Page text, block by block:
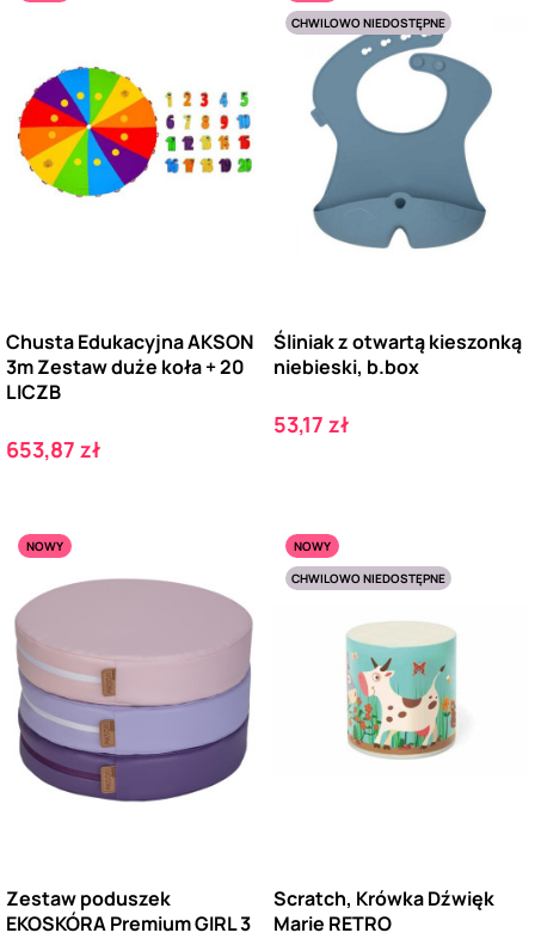
Chusta Edukacyjna AKSON
3m Zestaw duże koła + 20
LICZB
Cena
653,87 zł
CHWILOWO NIEDOSTĘPNE
Śliniak z otwartą kieszonką
niebieski, b.box
Cena
53,17 zł
NOWY
Zestaw poduszek
EKOSKÓRA Premium GIRL 3
NOWY
CHWILOWO NIEDOSTĘPNE
Scratch, Krówka Dźwięk
Marie RETRO